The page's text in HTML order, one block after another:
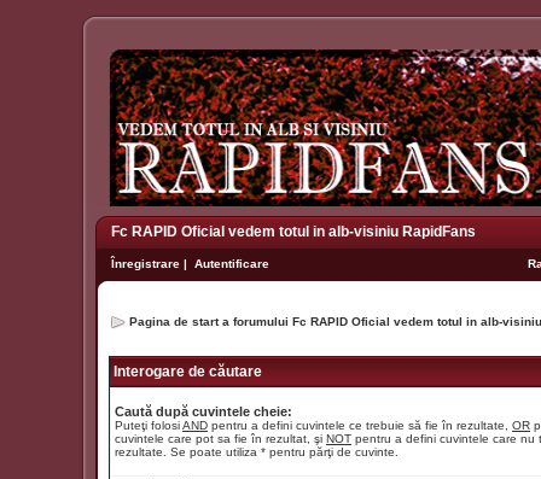
Fc RAPID Oficial vedem totul in alb-visiniu RapidFans
Înregistrare | Autentificare
Pagina de start a forumului Fc RAPID Oficial vedem totul in alb-
Interogare de căutare
Caută după cuvintele cheie:
Puteţi folosiAND pentru a defini cuvintele ce trebuie să fie în rezultate, OR
cuvintele care pot sa fie în rezultat, şi NOT pentru a defini cuvintele care nu
rezultate. Se poate utiliza * pentru părţi de cuvinte.